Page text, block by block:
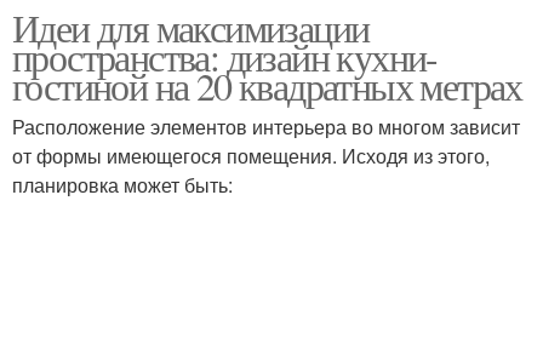
Идеи для максимизации
пространства: дизайн кухни-
гостиной на 20 квадратных метрах
Расположение элементов интерьера во многом зависит
от формы имеющегося помещения. Исходя из этого,
планировка может быть: